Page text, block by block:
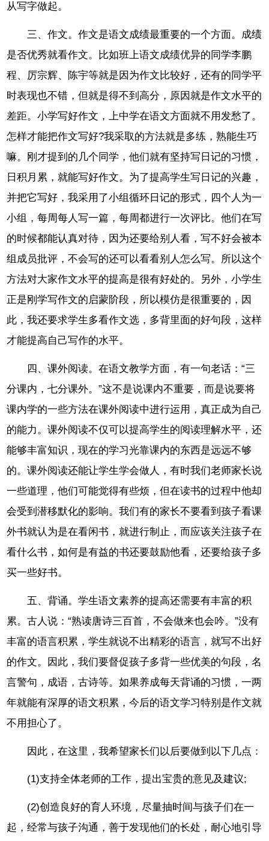
从写字做起。
三、作文。作文是语文成绩最重要的一个方面。成绩
是否优秀就看作文。比如班上语文成绩优异的同学李鹏
程、厉宗辉、陈宇等就是因为作文比较好，还有的同学平
时表现也不错，但就是得不到高分，原因就是作文水平的
差距。小学写好作文，上中学在语文方面就不用发愁了。
怎样才能把作文写好?我采取的方法就是多练，熟能生巧
嘛。刚才提到的几个同学，他们就有坚持写日记的习惯，
日积月累，就能写好作文。为了提高学生写日记的兴趣，
并把它写好，我采用了小组循环日记的形式，四个人为一
小组，每周每人写一篇，每周都进行一次评比。他们在写
的时候都能认真对待，因为还要给别人看，写不好会被本
组成员批评，不会写的还可以看看别人怎么写。所以这个
方法对大家作文水平的提高是很有好处的。另外，小学生
正是刚学写作文的启蒙阶段，所以模仿是很重要的，因
此，我还要求学生多看作文选，多背里面的好句段，这样
才能提高自己写作的水平。
四、课外阅读。在语文教学方面，有一句老话：“三
分课内，七分课外。”这不是说课内不重要，而是说要将
课内学的一些方法在课外阅读中进行运用，真正成为自己
的能力。课外阅读不仅可以提高学生的阅读理解水平，还
能够丰富知识，现在的学习光靠课内的东西是远远不够
的。课外阅读还能让学生学会做人，有时我们老师家长说
一些道理，他们可能觉得有些烦，但在读书的过程中他却
会受到潜移默化的影响。我们有的家长不要看到孩子看课
外书就认为是在看闲书，就进行制止，而应该关注孩子在
看什么书，如何是有益的书还要鼓励他看，还要给孩子多
买一些好书。
五、背诵。学生语文素养的提高还需要有丰富的积
累。古人说：“熟读唐诗三百首，不会做来也会吟。”没有
丰富的语言积累，学生就说不出精彩的语言，就写不出好
的作文。因此，我们要督促孩子多背一些优美的句段，名
言警句，成语，古诗等。如果养成每天背诵的习惯，一两
年就能有深厚的语文积累，今后的语文学习特别是作文就
不用担心了。
因此，在这里，我希望家长们以后要做到以下几点：
(1)支持全体老师的工作，提出宝贵的意见及建议;
(2)创造良好的育人环境，尽量抽时间与孩子们在一
起，经常与孩子沟通，善于发现他们的长处，耐心地引导